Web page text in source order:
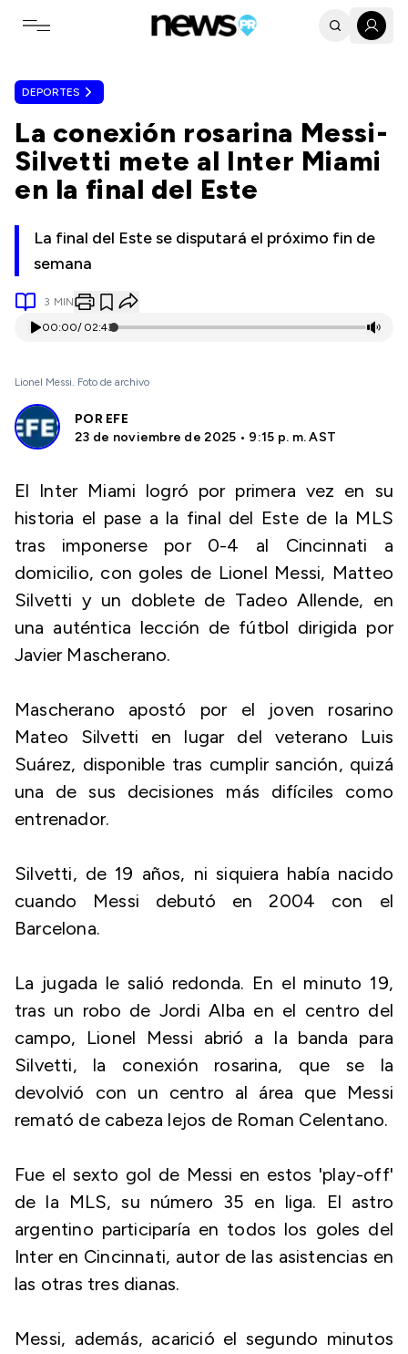
Toggle navigation menu
DEPORTES
La conexión rosarina Messi-
Silvetti mete al Inter Miami
en la final del Este
La final del Este se disputará el próximo fin de
semana
3 MIN
00:00/ 02:43
Lionel Messi. Foto de archivo
POR EFE
23 de noviembre de 2025 • 9:15 p. m. AST
El Inter Miami logró por primera vez en su
historia el pase a la final del Este de la MLS
tras imponerse por 0-4 al Cincinnati a
domicilio, con goles de Lionel Messi, Matteo
Silvetti y un doblete de Tadeo Allende, en
una auténtica lección de fútbol dirigida por
Javier Mascherano.
Mascherano apostó por el joven rosarino
Mateo Silvetti en lugar del veterano Luis
Suárez, disponible tras cumplir sanción, quizá
una de sus decisiones más difíciles como
entrenador.
Silvetti, de 19 años, ni siquiera había nacido
cuando Messi debutó en 2004 con el
Barcelona.
La jugada le salió redonda. En el minuto 19,
tras un robo de Jordi Alba en el centro del
campo, Lionel Messi abrió a la banda para
Silvetti, la conexión rosarina, que se la
devolvió con un centro al área que Messi
remató de cabeza lejos de Roman Celentano.
Fue el sexto gol de Messi en estos 'play-off'
de la MLS, su número 35 en liga. El astro
argentino participaría en todos los goles del
Inter en Cincinnati, autor de las asistencias en
las otras tres dianas.
Messi, además, acarició el segundo minutos